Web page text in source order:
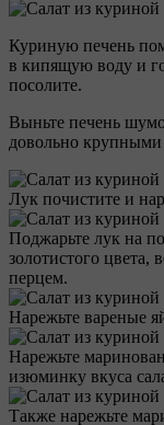
Куриную печень
в кипящую воду и
посолите.
Выньте печень
довольно крупными
Лук почистите и
Поджарьте лук на
золотистого цвета,
перцем.
Нарежьте вареные
Нарежьте
изюминку вкуса
Также нарежьте